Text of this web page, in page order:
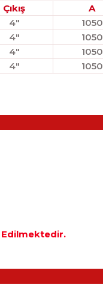
Çıkış A
4" 1050
4" 1050
4" 1050
4" 1050
Edilmektedir.